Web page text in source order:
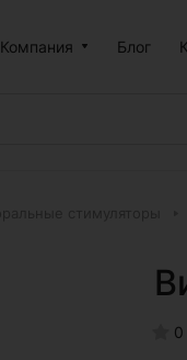
Компания Блог
0